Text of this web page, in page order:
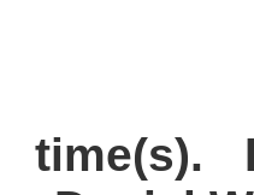
time(s).